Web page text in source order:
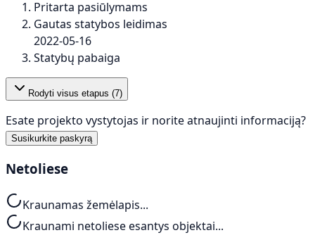
Pritarta pasiūlymams
Gautas statybos leidimas
2022-05-16
Statybų pabaiga
Rodyti visus etapus (7)
Esate projekto vystytojas ir norite atnaujinti informaciją?
Susikurkite paskyrą
Netoliese
Kraunamas žemėlapis...
Kraunami netoliese esantys objektai...